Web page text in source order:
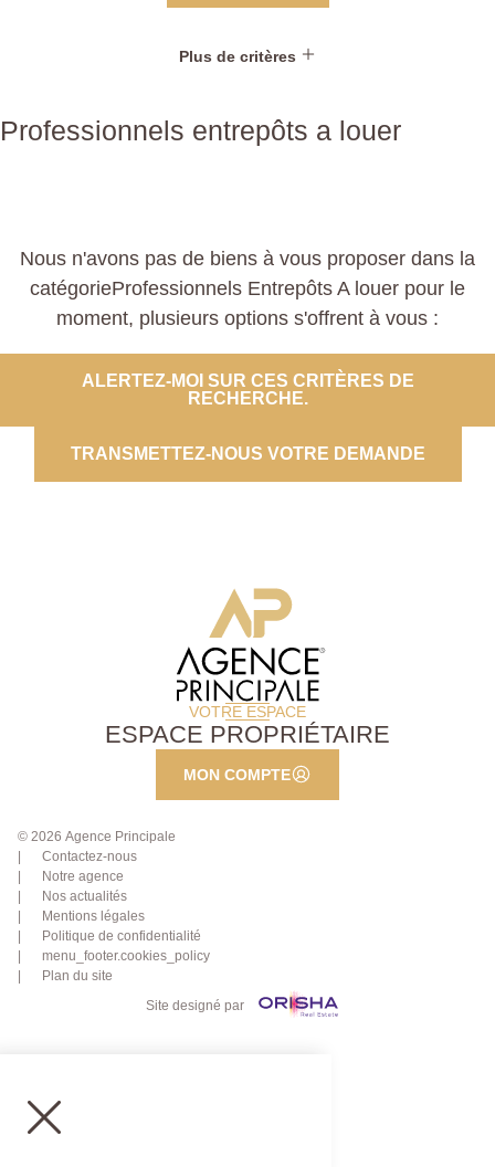
Plus de critères
Professionnels entrepôts a louer
Nous n'avons pas de biens à vous proposer dans la
catégorieProfessionnels Entrepôts A louer pour le
moment, plusieurs options s'offrent à vous :
ALERTEZ-MOI SUR CES CRITÈRES DE
RECHERCHE.
TRANSMETTEZ-NOUS VOTRE DEMANDE
VOTRE ESPACE
ESPACE PROPRIÉTAIRE
MON COMPTE
© 2026 Agence Principale
Contactez-nous
Notre agence
Nos actualités
Mentions légales
Politique de confidentialité
menu_footer.cookies_policy
Plan du site
Site designé par